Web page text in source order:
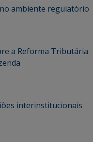
ambiente regulatório
a Reforma Tributária
interinstitucionais